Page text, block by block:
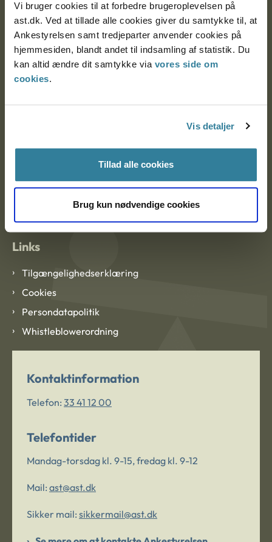
Vi bruger cookies til at forbedre brugeroplevelsen på
ast.dk. Ved at tillade alle cookies giver du samtykke til, at
Ankestyrelsen samt tredjeparter anvender cookies på
hjemmesiden, blandt andet til indsamling af statistik. Du
kan altid ændre dit samtykke via vores side om
cookies.
Vis detaljer
Tillad alle cookies
Brug kun nødvendige cookies
Ankestyrelsen Aalborg
Ankestyrelsen København
Om Ankestyrelsen
Om Ankestyrelsen
Blanketter og kontaktformularer
Links
Tilgængelighedserklæring
Cookies
Persondatapolitik
Whistleblowerordning
Kontaktinformation
Telefon: 33 41 12 00
Telefontider
Mandag-torsdag kl. 9-15, fredag kl. 9-12
Mail: ast@ast.dk
Sikker mail: sikkermail@ast.dk